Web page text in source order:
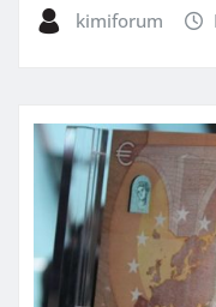
kimiforum